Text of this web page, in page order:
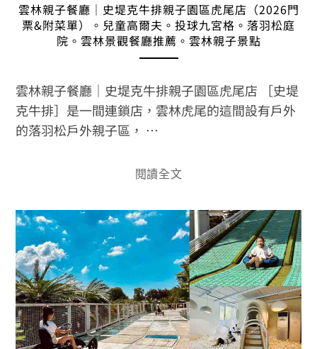
雲林親子餐廳｜史堤克牛排親子園區虎尾店（2026門
票&附菜單）。兒童高爾夫。投球九宮格。落羽松庭
院。雲林景觀餐廳推薦。雲林親子景點
雲林親子餐廳｜史堤克牛排親子園區虎尾店 ［史堤
克牛排］是一間連鎖店，雲林虎尾的這間設有戶外
的落羽松戶外親子區， …
閱讀全文